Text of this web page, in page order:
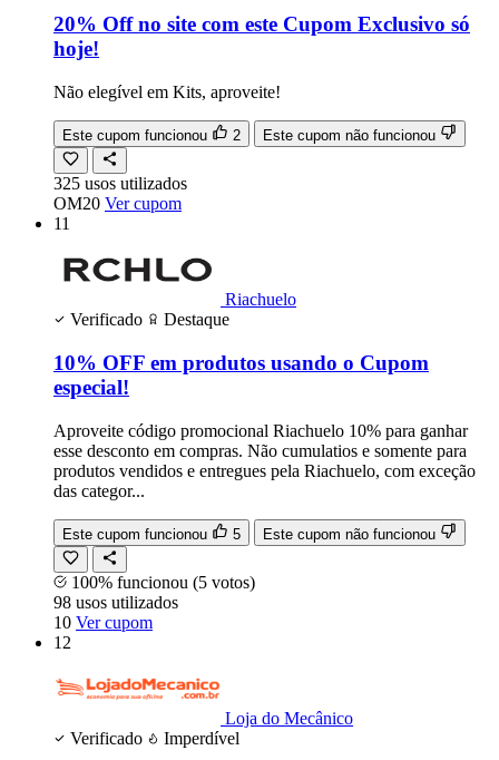
20% Off no site com este Cupom Exclusivo só
hoje!
Não elegível em Kits, aproveite!
Este cupom funcionou 2 Este cupom não funcionou
325 usos utilizados
OM20 Ver cupom
11
Riachuelo
Verificado
Destaque
10% OFF em produtos usando o Cupom
especial!
Aproveite código promocional Riachuelo 10% para ganhar
esse desconto em compras. Não cumulatios e somente para
produtos vendidos e entregues pela Riachuelo, com exceção
das categor...
Este cupom funcionou 5 Este cupom não funcionou
100% funcionou (5 votos)
98 usos utilizados
10 Ver cupom
12
Loja do Mecânico
Verificado
Imperdível